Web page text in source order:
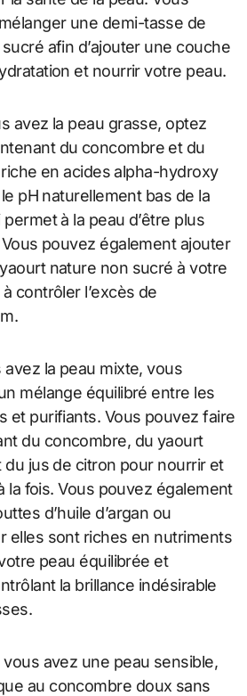
une demi-tasse de
afin d’ajouter une couche
et nourrir votre peau.
avez la peau grasse, optez
du concombre et du
en acides alpha-hydroxy
pH naturellement bas de la
à la peau d’être plus
pouvez également ajouter
nature non sucré à votre
contrôler l’excès de
avez la peau mixte, vous
mélange équilibré entre les
et purifiants. Vous pouvez faire
du concombre, du yaourt
jus de citron pour nourrir et
la fois. Vous pouvez également
d’huile d’argan ou
elles sont riches en nutriments
peau équilibrée et
la brillance indésirable
vous avez une peau sensible,
au concombre doux sans